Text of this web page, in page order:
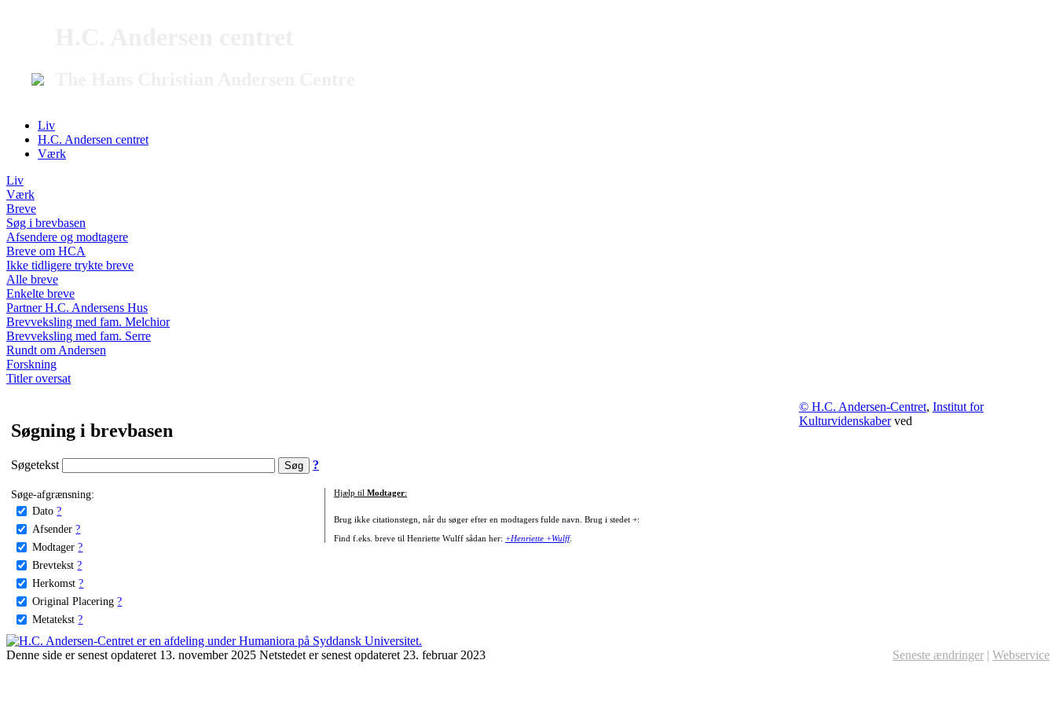
Liv
H.C. Andersen centret
Værk
Liv
Værk
Breve
Søg i brevbasen
Afsendere og modtagere
Breve om HCA
Ikke tidligere trykte breve
Alle breve
Enkelte breve
Partner H.C. Andersens Hus
Brevveksling med fam. Melchior
Brevveksling med fam. Serre
Rundt om Andersen
Forskning
Titler oversat
Søgning i brevbasen
Søgetekst ?
Søge-afgrænsning:
Dato ?
Afsender ?
Modtager ?
Brevtekst ?
Herkomst ?
Original Placering ?
Metatekst ?
Hjælp til Modtager:
Brug ikke citationstegn, når du søger efter en modtagers fulde navn. Brug i stedet +:
Find f.eks. breve til Henriette Wulff sådan her: +Henriette +Wulff.
© H.C. Andersen-Centret, Institut for
Kulturvidenskaberved
Denne side er senest opdateret 13. november 2025 Netstedet er senest opdateret 23. februar 2023 Seneste ændringer | Webservice